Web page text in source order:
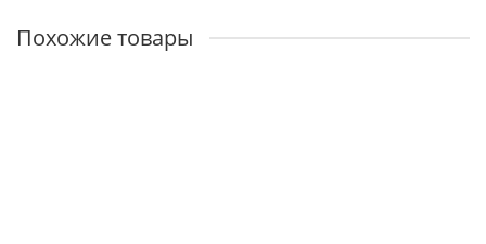
Похожие товары